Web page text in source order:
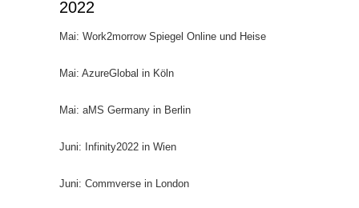
2022
Mai: Work2morrow Spiegel Online und Heise
Mai: AzureGlobal in Köln
Mai: aMS Germany in Berlin
Juni: Infinity2022 in Wien
Juni: Commverse in London